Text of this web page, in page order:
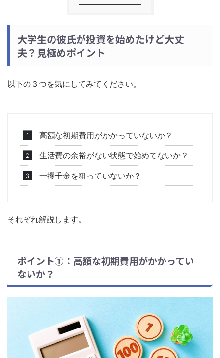
大学生の彼氏が投資を始めたけど大丈
夫？見極めポイント
以下の３つを気にしてみてください。
高額な初期費用がかかっていないか？
生活費の余裕がない状態で始めてないか？
一攫千金を狙っていないか？
それぞれ解説します。
ポイント①：高額な初期費用がかかってい
ないか？